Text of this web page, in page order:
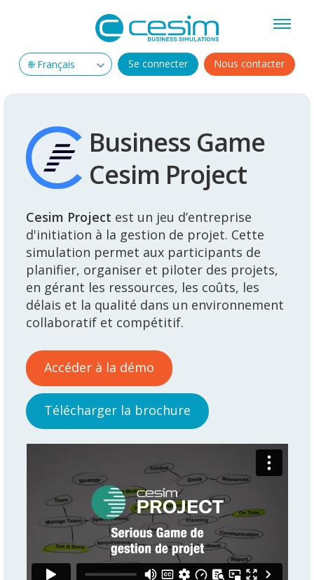
Se connecter Nous contacter
Business Game
Cesim Project
Cesim Project est un jeu d’entreprise
d'initiation à la gestion de projet. Cette
simulation permet aux participants de
planifier, organiser et piloter des projets,
en gérant les ressources, les coûts, les
délais et la qualité dans un environnement
collaboratif et compétitif.
Accéder à la démo
Télécharger la brochure